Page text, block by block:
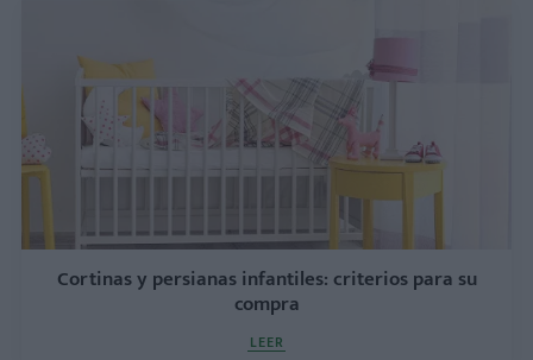
Cortinas y persianas infantiles: criterios para su
compra
LEER